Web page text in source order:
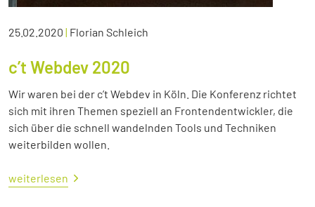
25.02.2020 | Florian Schleich
c’t Webdev 2020
Wir waren bei der c’t Webdev in Köln. Die Konferenz richtet
sich mit ihren Themen speziell an Frontendentwickler, die
sich über die schnell wandelnden Tools und Techniken
weiterbilden wollen.
weiterlesen